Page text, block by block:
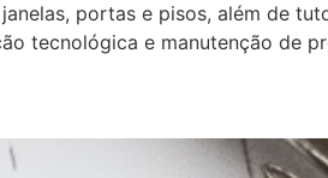
portas e pisos, além de
tecnológica e manutenção de